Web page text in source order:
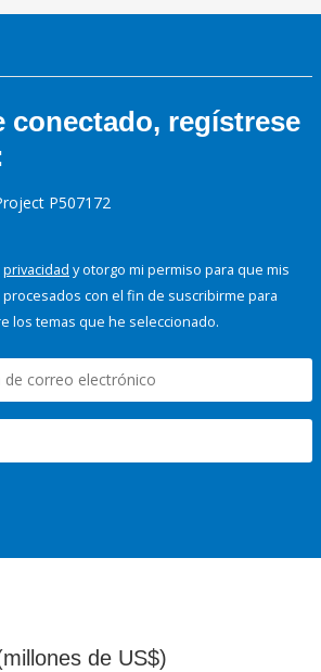
conectado, regístrese
P507172
privacidad y otorgo mi permiso para que mis
con el fin de suscribirme para
los temas que he seleccionado.
de US$)